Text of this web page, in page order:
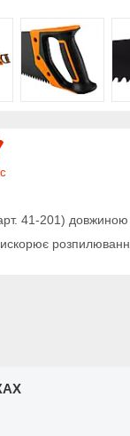
41-201)